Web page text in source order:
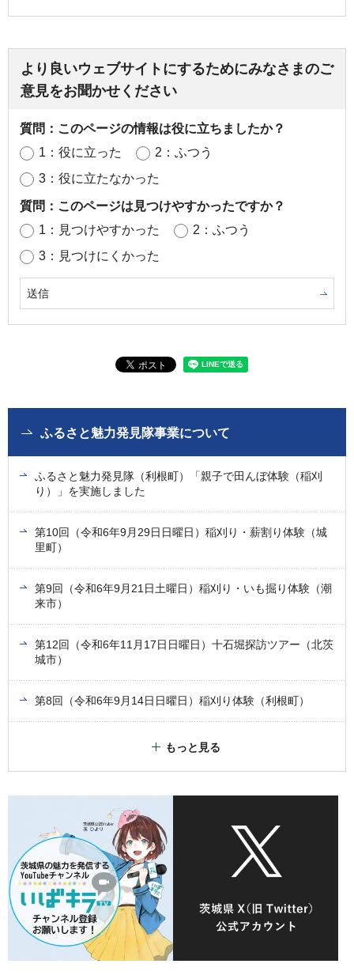
より良いウェブサイトにするためにみなさまのご
意見をお聞かせください
質問：このページの情報は役に立ちましたか？
1：役に立った
2：ふつう
3：役に立たなかった
質問：このページは見つけやすかったですか？
1：見つけやすかった
2：ふつう
3：見つけにくかった
ふるさと魅力発見隊事業について
ふるさと魅力発見隊（利根町）「親子で田んぼ体験（稲刈
り）」を実施しました
第10回（令和6年9月29日日曜日）稲刈り・薪割り体験（城
里町）
第9回（令和6年9月21日土曜日）稲刈り・いも掘り体験（潮
来市）
第12回（令和6年11月17日日曜日）十石堀探訪ツアー（北茨
城市）
第8回（令和6年9月14日日曜日）稲刈り体験（利根町）
もっと見る